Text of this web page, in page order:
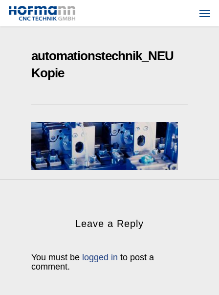
Skip
automationstechnik_NEU
Kopie
Leave a Reply
You must be logged in to post a
comment.